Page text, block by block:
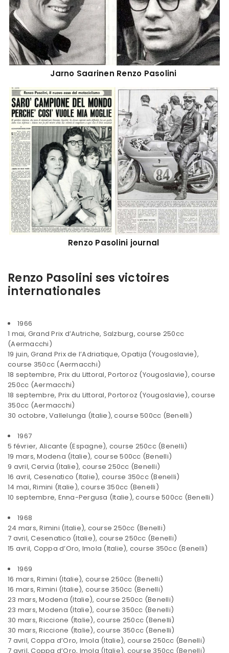
Jarno Saarinen Renzo Pasolini
Renzo Pasolini journal
Renzo Pasolini ses victoires
internationales
1966
1 mai, Grand Prix d’Autriche, Salzburg, course 250cc
(Aermacchi)
19 juin, Grand Prix de l’Adriatique, Opatija (Yougoslavie),
course 350cc (Aermacchi)
18 septembre, Prix du Littoral, Portoroz (Yougoslavie), course
250cc (Aermacchi)
18 septembre, Prix du Littoral, Portoroz (Yougoslavie), course
350cc (Aermacchi)
30 octobre, Vallelunga (Italie), course 500cc (Benelli)
1967
5 février, Alicante (Espagne), course 250cc (Benelli)
19 mars, Modena (Italie), course 500cc (Benelli)
9 avril, Cervia (Italie), course 250cc (Benelli)
16 avril, Cesenatico (Italie), course 350cc (Benelli)
14 mai, Rimini (Italie), course 350cc (Benelli)
10 septembre, Enna-Pergusa (Italie), course 500cc (Benelli)
1968
24 mars, Rimini (Italie), course 250cc (Benelli)
7 avril, Cesenatico (Italie), course 250cc (Benelli)
15 avril, Coppa d’Oro, Imola (Italie), course 350cc (Benelli)
1969
16 mars, Rimini (Italie), course 250cc (Benelli)
16 mars, Rimini (Italie), course 350cc (Benelli)
23 mars, Modena (Italie), course 250cc (Benelli)
23 mars, Modena (Italie), course 350cc (Benelli)
30 mars, Riccione (Italie), course 250cc (Benelli)
30 mars, Riccione (Italie), course 350cc (Benelli)
7 avril, Coppa d’Oro, Imola (Italie), course 250cc (Benelli)
7 avril, Coppa d’Oro, Imola (Italie), course 350cc (Benelli)